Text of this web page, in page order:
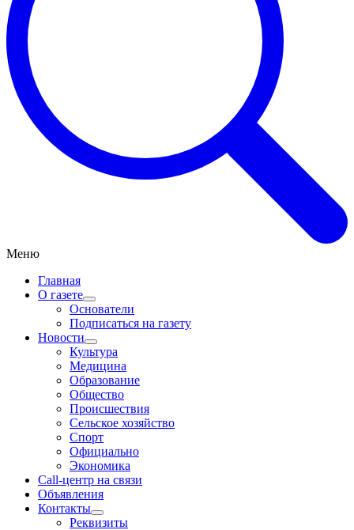
Меню
Главная
О газете
Основатели
Подписаться на газету
Новости
Культура
Медицина
Образование
Общество
Происшествия
Сельское хозяйство
Спорт
Официально
Экономика
Call-центр на связи
Объявления
Контакты
Реквизиты